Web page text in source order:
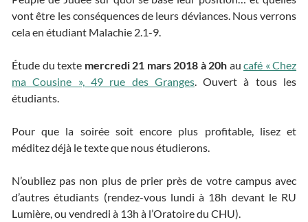
vont être les conséquences de leurs déviances. Nous verrons
cela en étudiant Malachie 2.1-9.
Étude du texte mercredi 21 mars 2018 à 20h au café « Chez
ma Cousine », 49 rue des Granges. Ouvert à tous les
étudiants.
Pour que la soirée soit encore plus profitable, lisez et
méditez déjà le texte que nous étudierons.
N’oubliez pas non plus de prier près de votre campus avec
d’autres étudiants (rendez-vous lundi à 18h devant le RU
Lumière, ou vendredi à 13h à l’Oratoire du CHU).